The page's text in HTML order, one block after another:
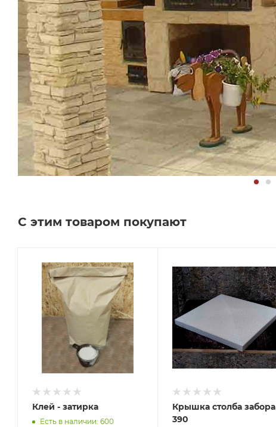
С этим товаром покупают
Клей - затирка
Есть в наличии: 600
Крышка столба забора
390